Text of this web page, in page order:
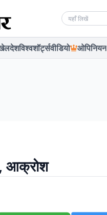
Search news
देशविश्वशॉर्ट्सवीडियो ओपिनियन
आक्रोश